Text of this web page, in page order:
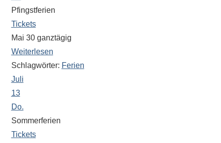
Suche
zur
Pfingstferien
Tickets
Mai 30 ganztägig
Weiterlesen
Schlagwörter: Ferien
Juli
13
Do.
Sommerferien
Tickets